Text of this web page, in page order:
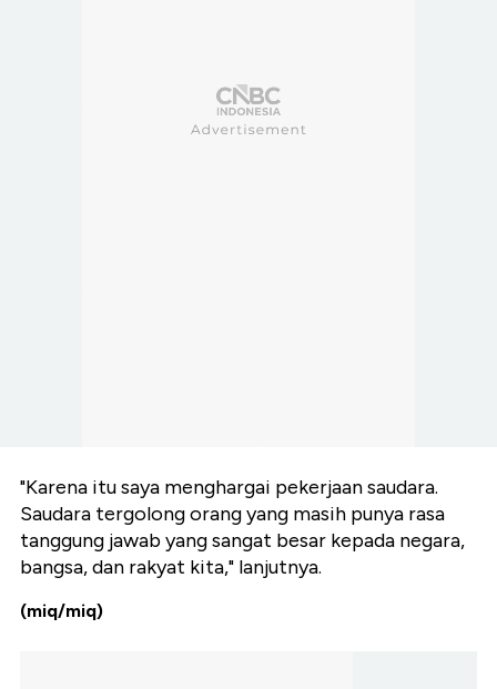
"Karena itu saya menghargai pekerjaan saudara.
Saudara tergolong orang yang masih punya rasa
tanggung jawab yang sangat besar kepada negara,
bangsa, dan rakyat kita," lanjutnya.
(miq/miq)